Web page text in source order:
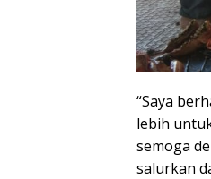
“Saya
lebih
semoga
salurkan